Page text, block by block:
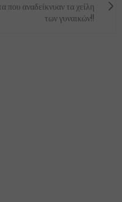
που αναδείκνυαν τα χείλη
των γυναικών!!